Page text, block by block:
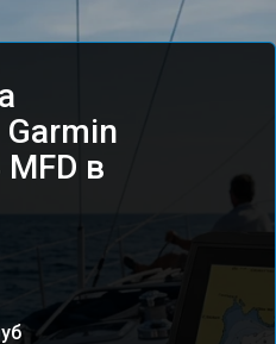
Garmin
в